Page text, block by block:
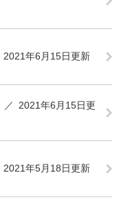
2021年6月15日更新
2021年6月15日更
2021年5月18日更新